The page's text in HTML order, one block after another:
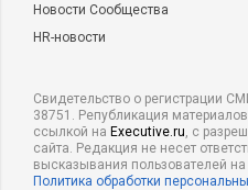
Новости Сообщества
HR-новости
Свидетельство о регистрации
38751. Републикация материалов
ссылкой на Executive.ru, с
сайта. Редакция не несет
высказывания пользователей на
Политика обработки